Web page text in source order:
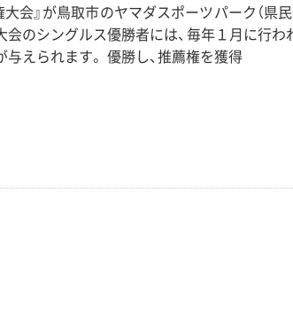
会』が鳥取市のヤマダスポーツパーク（県
会のシングルス優勝者には、毎年１月に行わ
えられます。 優勝し、推薦権を獲得